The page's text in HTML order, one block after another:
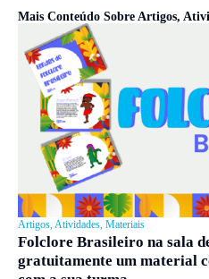
Mais Conteúdo Sobre Artigos,
Artigos Atividades Materiais
Folclore Brasileiro na sala
gratuitamente um material